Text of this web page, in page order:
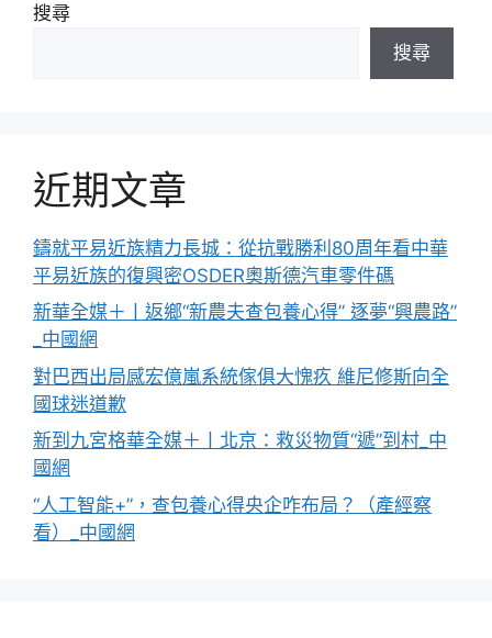
搜尋
搜尋
近期文章
鑄就平易近族精力長城：從抗戰勝利80周年看中華
平易近族的復興密OSDER奧斯德汽車零件碼
新華全媒＋丨返鄉“新農夫查包養心得” 逐夢“興農路”
_中國網
對巴西出局感宏億嵐系統傢俱大愧疚 維尼修斯向全
國球迷道歉
新到九宮格華全媒＋丨北京：救災物質“遞”到村_中
國網
“人工智能+”，查包養心得央企咋布局？（產經察
看）_中國網